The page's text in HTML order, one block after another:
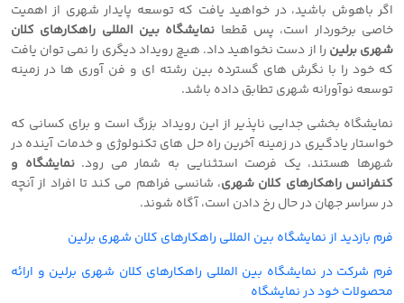
اگر باهوش باشید، در خواهید یافت که توسعه پایدار شهری از اهمیت
خاصی برخوردار است، پس قطعا نمایشگاه بین المللی راهکارهای کلان
شهری برلین را از دست نخواهید داد. هیچ رویداد دیگری را نمی توان یافت
که خود را با نگرش های گسترده بین رشته ای و فن آوری ها در زمینه
توسعه نوآورانه شهری تطابق داده باشد.
نمایشگاه بخشی جدایی ناپذیر از این رویداد بزرگ است و برای کسانی که
خواستار یادگیری در زمینه آخرین راه حل های تکنولوژی و خدمات آینده در
شهرها هستند، یک فرصت استثنایی به شمار می رود. نمایشگاه و
کنفرانس راهکارهای کلان شهری، شانسی فراهم می کند تا افراد از آنچه
در سراسر جهان در حال رخ دادن است، آگاه شوند.
فرم بازدید از نمایشگاه بین المللی راهکارهای کلان شهری برلین
فرم شرکت در نمایشگاه بین المللی راهکارهای کلان شهری برلین و ارائه
محصولات خود در نمایشگاه